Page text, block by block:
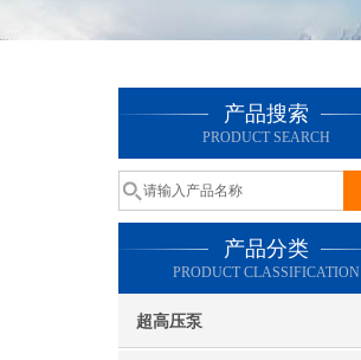
产品搜索
PRODUCT SEARCH
产品分类
PRODUCT CLASSIFICATION
超高压泵